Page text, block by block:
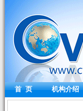
首 页 机构介绍